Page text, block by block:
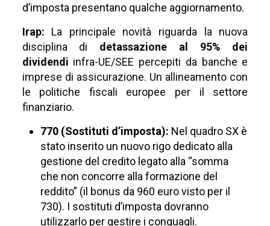
d’imposta presentano qualche aggiornamento.
Irap: La principale novità riguarda la nuova
disciplina di detassazione al 95% dei
dividendi infra-UE/SEE percepiti da banche e
imprese di assicurazione. Un allineamento con
le politiche fiscali europee per il settore
finanziario.
770 (Sostituti d’imposta): Nel quadro SX è
stato inserito un nuovo rigo dedicato alla
gestione del credito legato alla “somma
che non concorre alla formazione del
reddito” (il bonus da 960 euro visto per il
730). I sostituti d’imposta dovranno
utilizzarlo per gestire i conguagli.